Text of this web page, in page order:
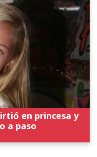
en princesa y
a paso